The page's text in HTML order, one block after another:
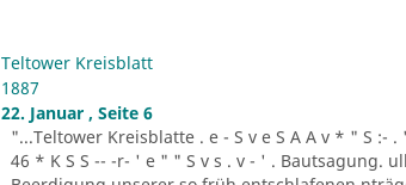
Teltower Kreisblatt
1887
22. Januar , Seite 6
"...Teltower Kreisblatte . e - S v e S A A v * " S :-
46 * K S S -- -r- ' e " " S v s . v - ' . Bautsagung.